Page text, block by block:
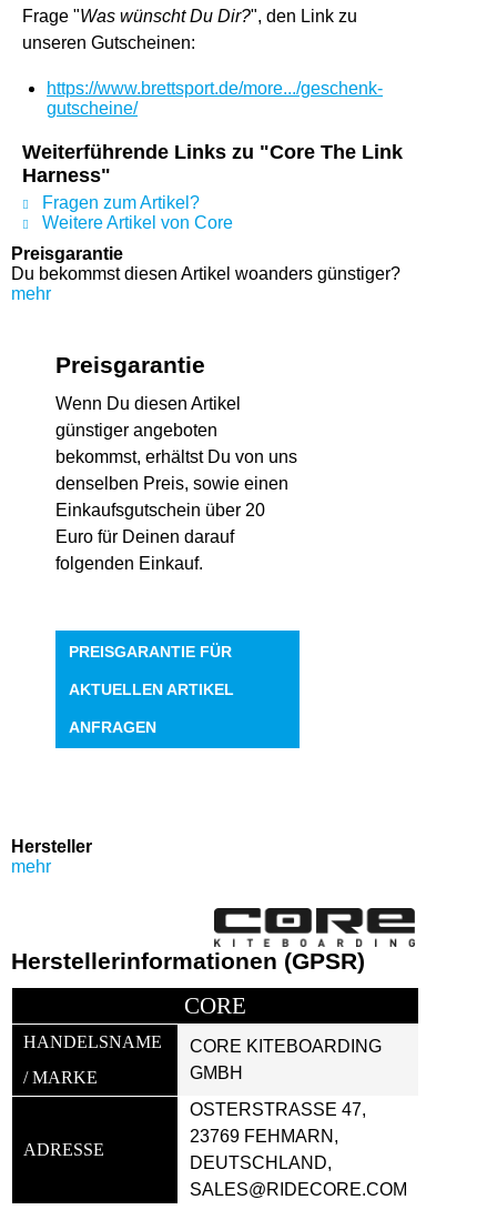
Frage "Was wünscht Du Dir?", den Link zu
unseren Gutscheinen:
https://www.brettsport.de/more.../geschenk-
gutscheine/
Weiterführende Links zu "Core The Link
Harness"
Fragen zum Artikel?
Weitere Artikel von Core
Preisgarantie
Du bekommst diesen Artikel woanders günstiger?
mehr
Preisgarantie
Wenn Du diesen Artikel
günstiger angeboten
bekommst, erhältst Du von uns
denselben Preis, sowie einen
Einkaufsgutschein über 20
Euro für Deinen darauf
folgenden Einkauf.
PREISGARANTIE FÜR
AKTUELLEN ARTIKEL
ANFRAGEN
Hersteller
mehr
Herstellerinformationen (GPSR)
CORE
HANDELSNAME
/ MARKE
CORE KITEBOARDING
GMBH
ADRESSE
OSTERSTRASSE 47, 2
3769 FEHMARN, D
EUTSCHLAND, S
ALES@RIDECORE.COM